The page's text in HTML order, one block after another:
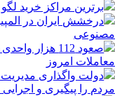
برترین مراکز خرید لگو
درخشش ایران در
مصنوعی
صعود 112
معاملات امروز
دولت واگذاری
مردم را پیگیری و اجرایی